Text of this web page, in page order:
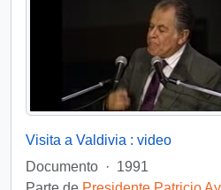
Visita a Valdivia : video
Documento · 1991